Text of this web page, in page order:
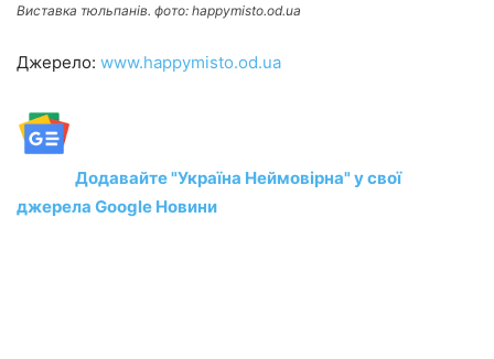
Виставка тюльпанів. фото: happymisto.od.ua
Джерело: www.happymisto.od.ua
Додавайте "Україна Неймовірна" у свої
джерела Google Новини